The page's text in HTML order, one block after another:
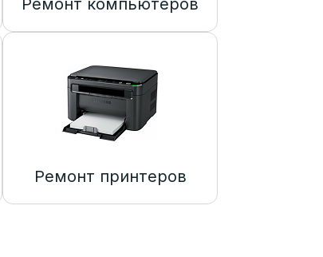
Ремонт компьютеров
Ремонт принтеров